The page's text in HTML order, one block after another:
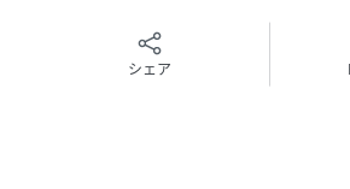
シェア